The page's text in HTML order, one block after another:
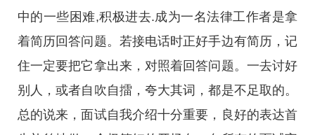
中的一些困难,积极进去.成为一名法律工作者是拿
着简历回答问题。若接电话时正好手边有简历，记
住一定要把它拿出来，对照着回答问题。一去讨好
别人，或者自吹自擂，夸大其词，都是不足取的。
总的说来，面试自我介绍十分重要，良好的表达首